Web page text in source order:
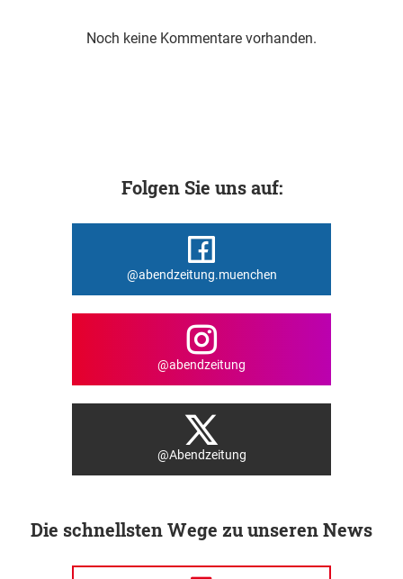
Noch keine Kommentare vorhanden.
Folgen Sie uns auf:
@abendzeitung.muenchen
@abendzeitung
@Abendzeitung
Die schnellsten Wege zu unseren News